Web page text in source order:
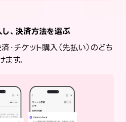
し、決済方法を選ぶ
・チケット購入（先払い）のどち
す。